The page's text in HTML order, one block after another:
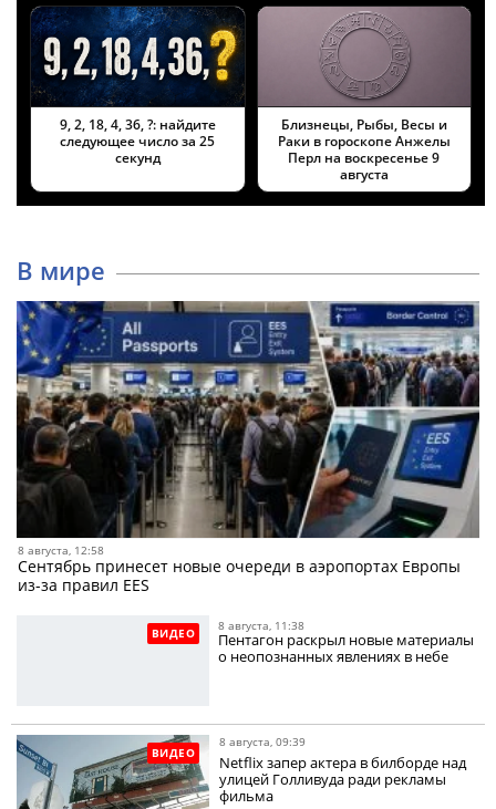
9, 2, 18, 4, 36, ?: найдите
следующее число за 25
секунд
Близнецы, Рыбы, Весы и
Раки в гороскопе Анжелы
Перл на воскресенье 9
августа
В мире
8 августа, 12:58
Сентябрь принесет новые очереди в аэропортах Европы
из-за правил EES
ВИДЕО 8 августа, 11:38
Пентагон раскрыл новые материалы
о неопознанных явлениях в небе
ВИДЕО
8 августа, 09:39
Netflix запер актера в билборде над
улицей Голливуда ради рекламы
фильма